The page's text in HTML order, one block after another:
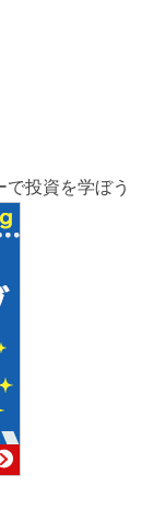
投資を学ぼう